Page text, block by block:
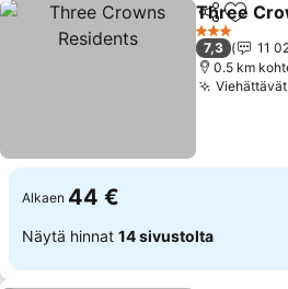
Jaa Lisää
Three
3 Tähtiluokitus
7,3
11
0.5 km
Alkaen 44 €
Näytä hinnat 14 sivustolta